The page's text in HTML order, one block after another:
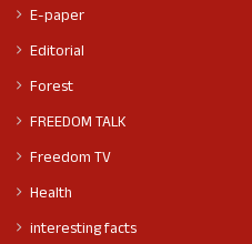
E-paper
Editorial
Forest
FREEDOM TALK
Freedom TV
Health
interesting facts